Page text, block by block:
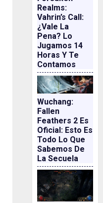
Realms:
Vahrin’s Call:
¿vale La
Pena? Lo
Jugamos 14
Horas Y Te
Contamos
Wuchang:
Fallen
Feathers 2 Es
Oficial: Esto Es
Todo Lo Que
Sabemos De
La Secuela